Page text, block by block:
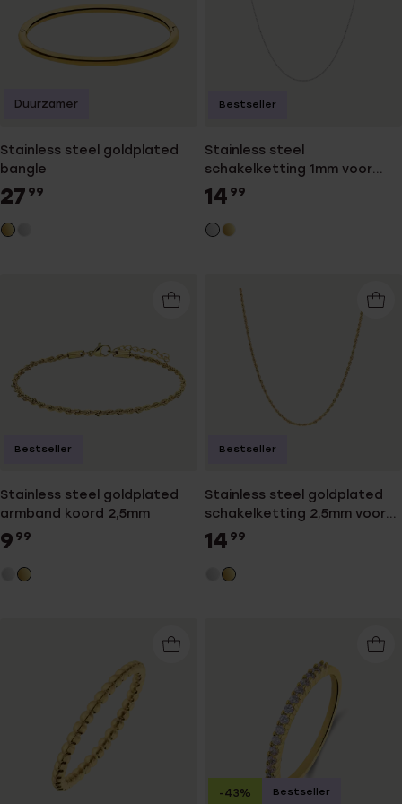
Stainless steel goldplated
bangle
27 99
Duurzamer
Stainless steel
schakelketting 1mm voor
dames
14 99
Bestseller
Stainless steel goldplated
armband koord 2,5mm
9 99
Bestseller
Stainless steel goldplated
schakelketting 2,5mm voor
dames
14 99
Bestseller
-43% Bestseller